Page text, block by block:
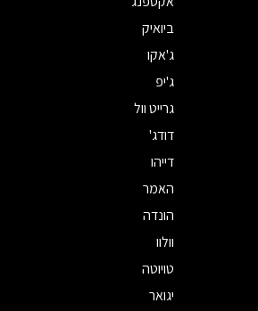
ביואיק
ג'אקו
ג'יפ
גרייט וול
דודג'
דייהו
האמר
הונדה
וולוו
טויוטה
יגואר